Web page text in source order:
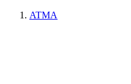
ATMA